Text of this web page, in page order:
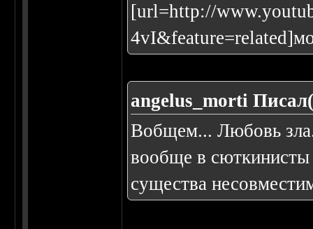
[url=http://
angelus_morti
Вобщем... Любовь
вообще в
существа